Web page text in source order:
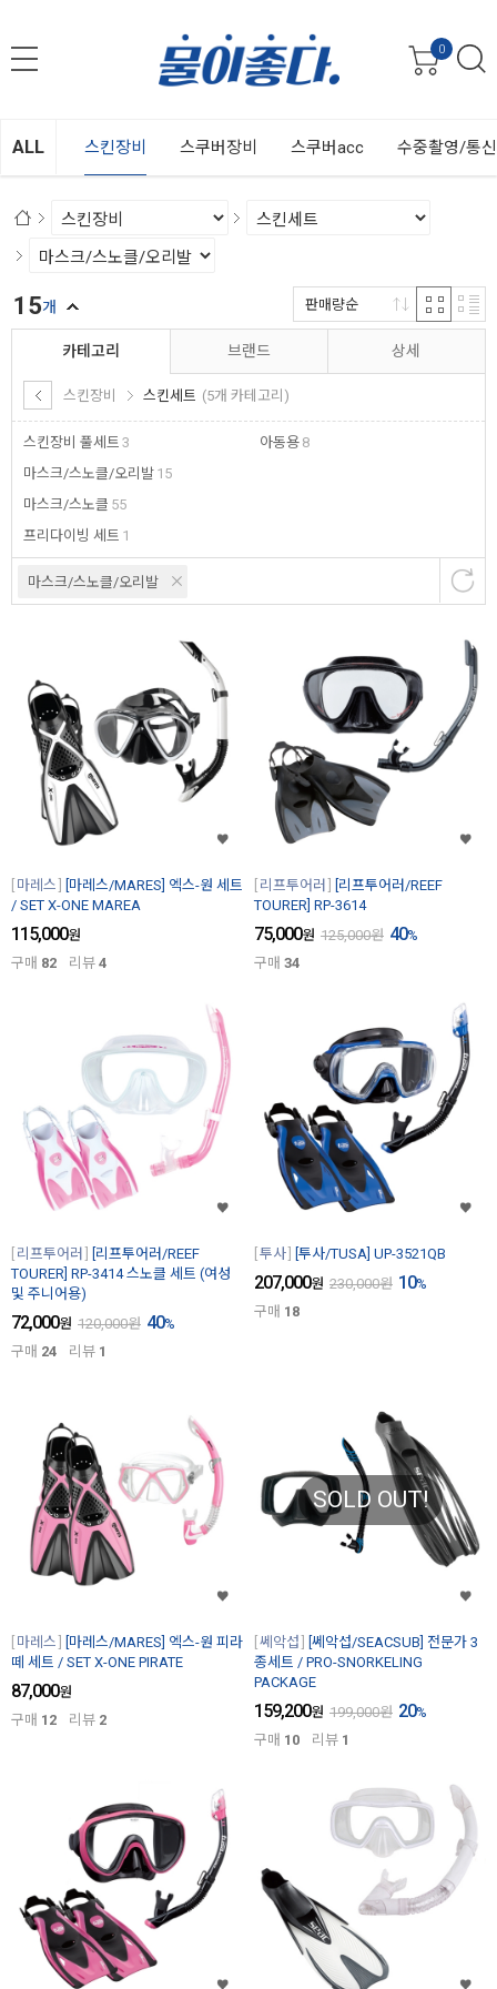
0
ALL 스킨장비 스쿠버장비 스쿠버acc 수중촬영/통
카테고리
스킨장비 스킨세트 (5개 카테고리)
스킨장비 풀세트 3
마스크/스노클/오리발 15
마스크/스노클 55
프리다이빙 세트 1
아동용 8
브랜드 상세
마스크/스노클/오리발
15개 판매량순
마레스
[마레스/MARES] 엑스-원 세트
/ SET X-ONE MAREA
115,000원
구매 82 리뷰 4
리프투어러
[리프투어러/REEF
TOURER] RP-3614
75,000원 125,000원 40%
구매 34
리프투어러
[리프투어러/REEF
TOURER] RP-3414 스노클 세트 (여성
및 주니어용)
72,000원 120,000원 40%
구매 24 리뷰 1
투사 [투사/TUSA] UP-3521QB
207,000원 230,000원 10%
구매 18
마레스
[마레스/MARES] 엑스-원 피라
떼 세트 / SET X-ONE PIRATE
87,000원
구매 12 리뷰 2
SOLD OUT!
쎄악섭
[쎄악섭/SEACSUB] 전문가 3
종세트 / PRO-SNORKELING
PACKAGE
159,200원 199,000원 20%
구매 10 리뷰 1